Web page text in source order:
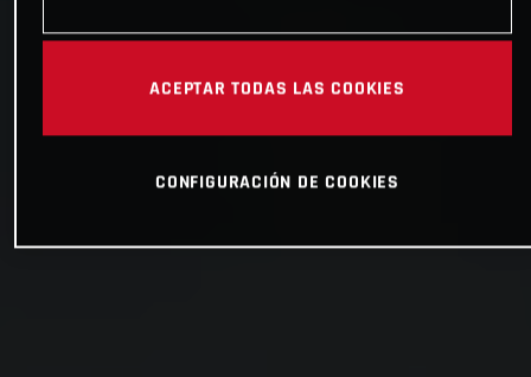
ACEPTAR TODAS LAS COOKIES
CONFIGURACIÓN DE COOKIES